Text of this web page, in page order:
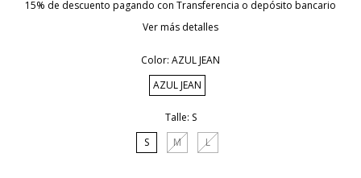
15% de descuento pagando con Transferencia o depósito bancario
Ver más detalles
Color: AZUL JEAN
AZUL JEAN
Talle: S
S
M L